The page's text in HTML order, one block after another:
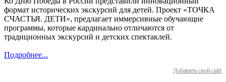
формат исторических экскурсий для детей. Проект «ТОЧКА
СЧАСТЬЯ. ДЕТИ», предлагает иммерсивные обучающие
программы, которые кардинально отличаются от
традиционных экскурсий и детских спектаклей.
Подробнее...
Добавить свой сайт